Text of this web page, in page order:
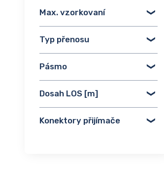
Max. vzorkovaní
Typ přenosu
Pásmo
Dosah LOS [m]
Konektory přijímače